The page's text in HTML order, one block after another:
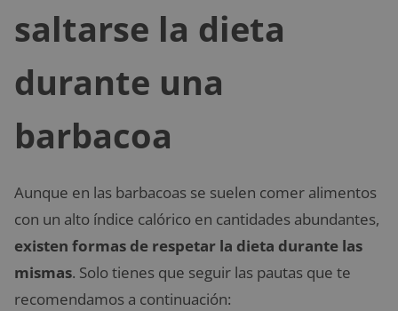
saltarse la dieta
durante una
barbacoa
Aunque en las barbacoas se suelen comer alimentos
con un alto índice calórico en cantidades abundantes,
existen formas de respetar la dieta durante las
mismas. Solo tienes que seguir las pautas que te
recomendamos a continuación: